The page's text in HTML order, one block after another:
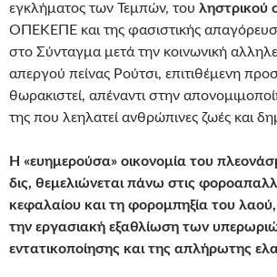
εγκλήματος των Τεμπών, του ληστρικού
ΟΠΕΚΕΠΕ και της φασιστικής
στο Σύνταγμα μετά την κοινωνική
απεργού πείνας Ρούτσι, επιτιθέμενη
θωρακιστεί, απέναντι στην
της που λεηλατεί ανθρώπινες ζωές και
Η «ευημερούσα» οικονομία του
δις, θεμελιώνεται πάνω στις
κεφαλαίου και τη φορομπηξία του λαού,
την εργασιακή εξαθλίωση των
εντατικοποίησης και της απλήρωτης